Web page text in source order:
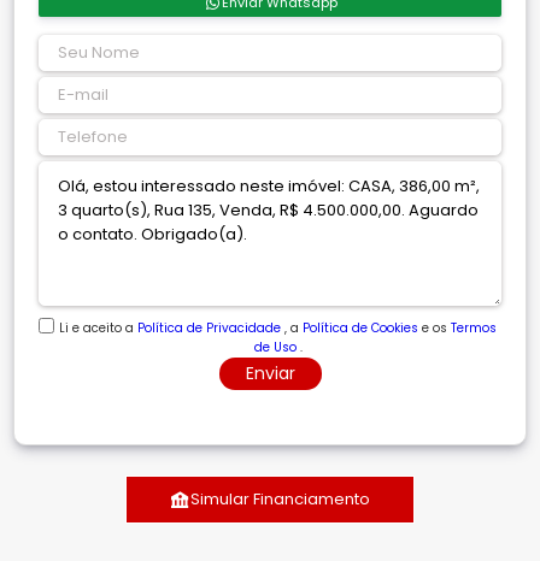
Li e aceito a Política de Privacidade , a Política de Cookies e os Termos
de Uso.
Enviar
Simular Financiamento